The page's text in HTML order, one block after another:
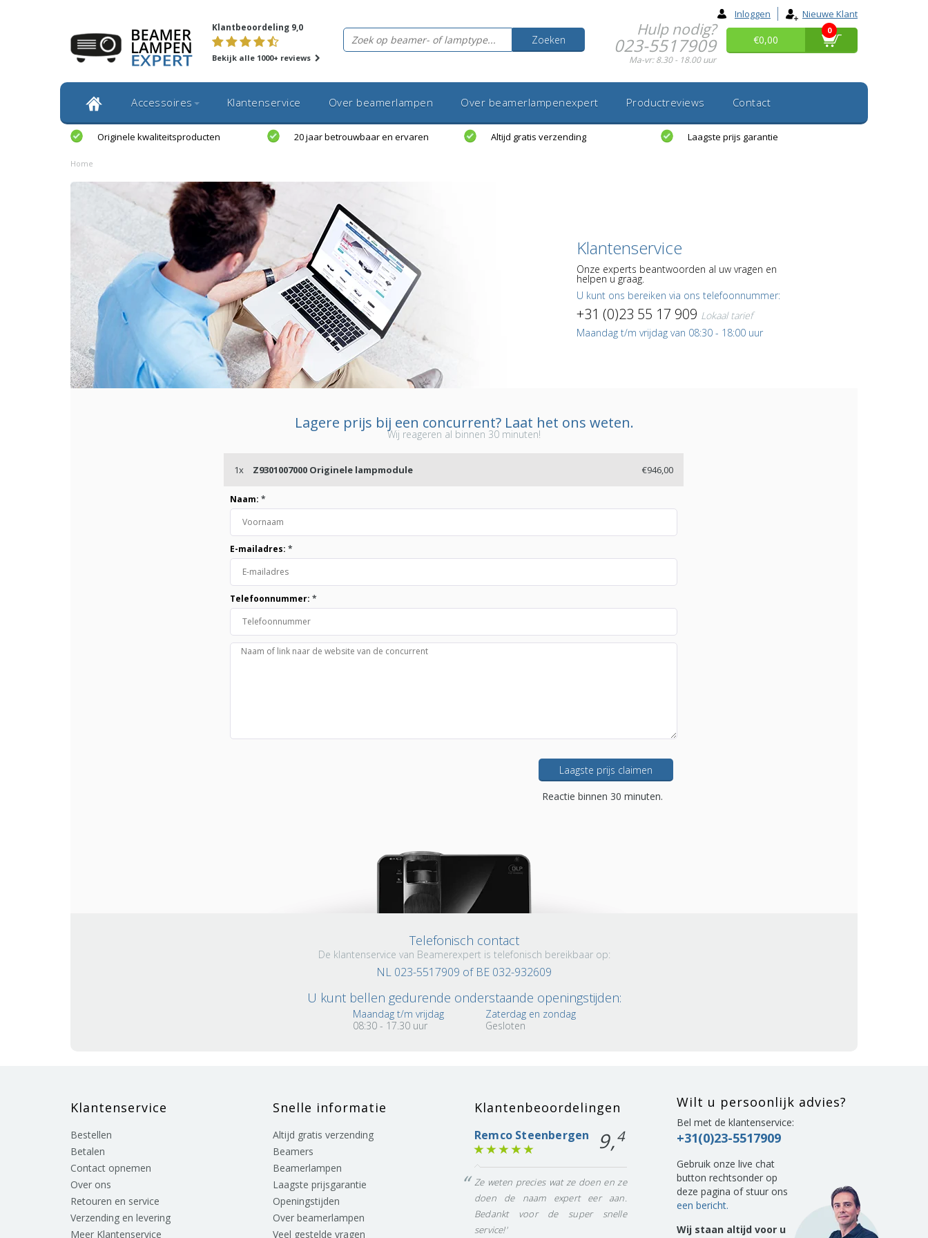
Inloggen Nieuwe Klant
Klantbeoordeling 9,0
Bekijk alle 1000+ reviews
Zoeken
Hulp nodig?
023-5517909
Ma-vr: 8.30 - 18.00 uur
€0,00
0
Accessoires Klantenservice Over beamerlampen Over beamerlampenexpert Productreviews Contact
Originele kwaliteitsproducten 20 jaar betrouwbaar en ervaren Altijd gratis verzending Laagste prijs garantie
Home
Klantenservice
Onze experts beantwoorden al uw vragen en
helpen u graag.
U kunt ons bereiken via ons telefoonnummer:
+31 (0)23 55 17 909 Lokaal tarief
Maandag t/m vrijdag van 08:30 - 18:00 uur
Lagere prijs bij een concurrent? Laat het ons weten.
Wij reageren al binnen 30 minuten!
1x Z9301007000 Originele lampmodule €946,00
Naam: *
E-mailadres: *
Telefoonnummer: *
Laagste prijs claimen
Reactie binnen 30 minuten.
Telefonisch contact
De klantenservice van Beamerexpert is telefonisch bereikbaar op:
NL 023-5517909 of BE 032-932609
U kunt bellen gedurende onderstaande openingstijden:
Maandag t/m vrijdag
08:30 - 17.30 uur
Zaterdag en zondag
Gesloten
Klantenservice
Bestellen
Betalen
Contact opnemen
Over ons
Retouren en service
Verzending en levering
Meer Klantenservice
Snelle informatie
Altijd gratis verzending
Beamers
Beamerlampen
Laagste prijsgarantie
Openingstijden
Over beamerlampen
Veel gestelde vragen
Klantenbeoordelingen
Remco Steenbergen 9,4
Ze weten precies wat ze doen en ze
doen de naam expert eer aan.
Bedankt voor de super snelle
service!'
Wilt u persoonlijk advies?
Bel met de klantenservice:
+31(0)23-5517909
Gebruik onze live chat
button rechtsonder op
deze pagina of stuur ons
een bericht.
Wij staan altijd voor u